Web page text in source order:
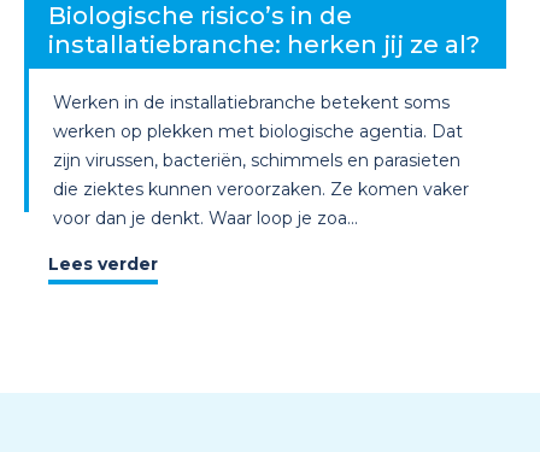
Biologische risico’s in de
installatiebranche: herken jij ze al?
Werken in de installatiebranche betekent soms
werken op plekken met biologische agentia. Dat
zijn virussen, bacteriën, schimmels en parasieten
die ziektes kunnen veroorzaken. Ze komen vaker
voor dan je denkt. Waar loop je zoa...
Lees verder